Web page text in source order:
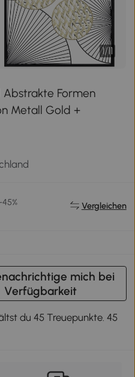
1/11
Formen
Metall Gold +
-45%
Vergleichen
mich bei
Verfügbarkeit
du 45 Treuepunkte. 45